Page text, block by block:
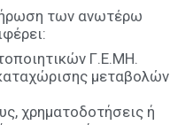
των ανωτέρω
Γ.Ε.ΜΗ.
μεταβολών
χρηματοδοτήσεις ή